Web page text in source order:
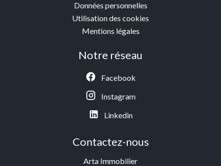
Données personnelles
Utilisation des cookies
Mentions légales
Notre réseau
Facebook
Instagram
Linkedin
Contactez-nous
Arta Immobilier